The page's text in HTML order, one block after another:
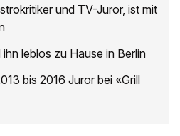
und TV-Juror, ist mit
leblos zu Hause in Berlin
bis 2016 Juror bei «Grill